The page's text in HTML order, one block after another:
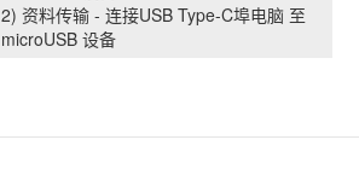
2) 资料传输 - 连接USB Type-C埠电脑 至
microUSB 设备